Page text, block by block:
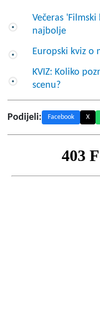
Večeras
najbolje
Europski kviz o
KVIZ: Koliko
scenu?
Podijeli: Facebook X